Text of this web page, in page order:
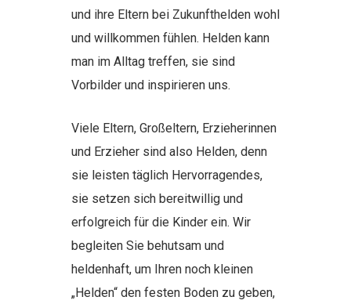
und ihre Eltern bei Zukunfthelden wohl
und willkommen fühlen. Helden kann
man im Alltag treffen, sie sind
Vorbilder und inspirieren uns.
Viele Eltern, Großeltern, Erzieherinnen
und Erzieher sind also Helden, denn
sie leisten täglich Hervorragendes,
sie setzen sich bereitwillig und
erfolgreich für die Kinder ein. Wir
begleiten Sie behutsam und
heldenhaft, um Ihren noch kleinen
„Helden“ den festen Boden zu geben,